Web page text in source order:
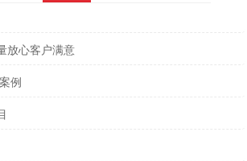
放心客户满意
例